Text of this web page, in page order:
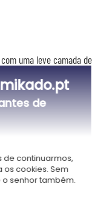
uma leve camada de
à sua escolha
formato, gravado
de
de continuarmos,
cookies. Sem
senhor também.